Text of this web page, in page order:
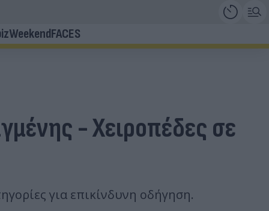
WeekendFACES
- Χειροπέδες σε
για επικίνδυνη οδήγηση.